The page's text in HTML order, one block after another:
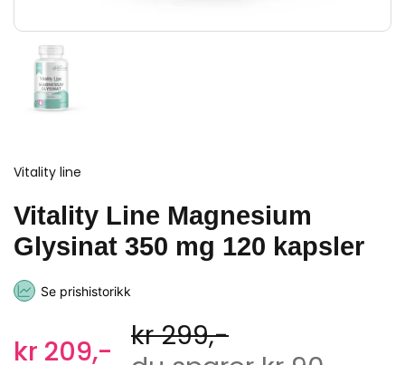
Vitality line
Vitality Line Magnesium
Glysinat 350 mg 120 kapsler
Se prishistorikk
kr 209,- kr 299,-